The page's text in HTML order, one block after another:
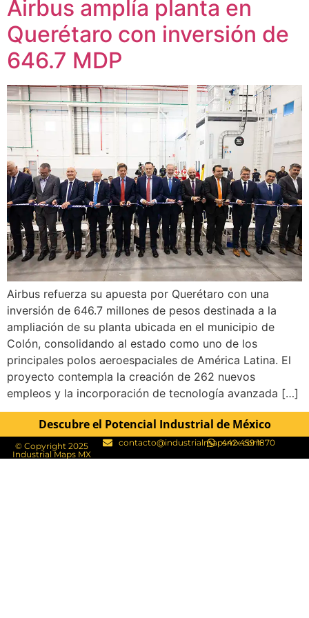
Airbus amplía planta en
Querétaro con inversión de
646.7 MDP
Airbus refuerza su apuesta por Querétaro con una
inversión de 646.7 millones de pesos destinada a la
ampliación de su planta ubicada en el municipio de
Colón, consolidando al estado como uno de los
principales polos aeroespaciales de América Latina. El
proyecto contempla la creación de 262 nuevos
empleos y la incorporación de tecnología avanzada […]
Descubre el Potencial Industrial de México
© Copyright 2025
Industrial Maps MX​
contacto@industrialmapsmx.com
442 459 1870